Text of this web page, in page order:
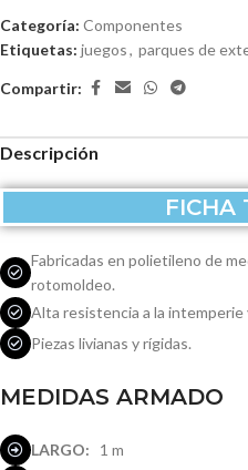
Categoría: Componentes
Etiquetas: juegos, parques de
Compartir:
Descripción
FICHA
Fabricadas en polietileno de
rotomoldeo.
Alta resistencia a la intemperie
Piezas livianas y rígidas.
MEDIDAS ARMADO
LARGO: 1 m